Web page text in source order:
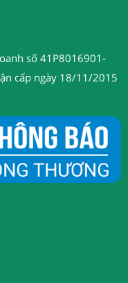
số 41P8016901-
cấp ngày 18/11/2015